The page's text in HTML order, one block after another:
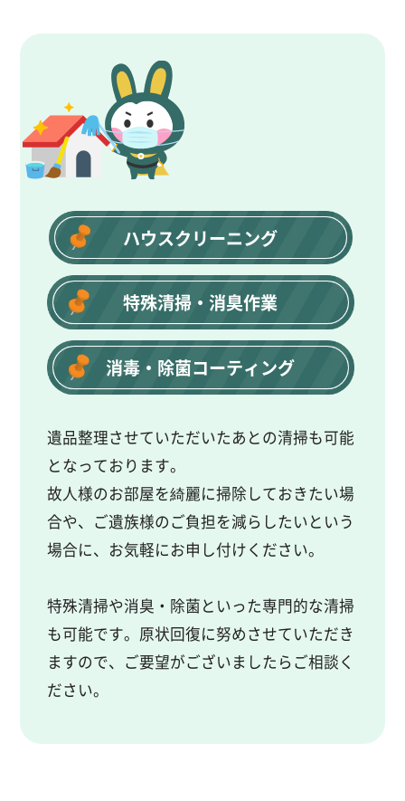
ハウスクリーニング
特殊清掃 ・消臭作業
消毒 ・ 除菌コーティング
遺品整理させていただいたあとの清掃も可能
となっております。
故人様のお部屋を綺麗に掃除しておきたい場
合や、ご遺族様のご負担を減らしたいという
場合に、お気軽にお申し付けください。
特殊清掃や消臭・除菌といった専門的な清掃
も可能です。 原状回復に努めさせていただき
ますので、ご要望がございましたらご相談く
ださい。